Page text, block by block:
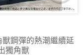
鋼彈的熱潮繼續延
獨角獸